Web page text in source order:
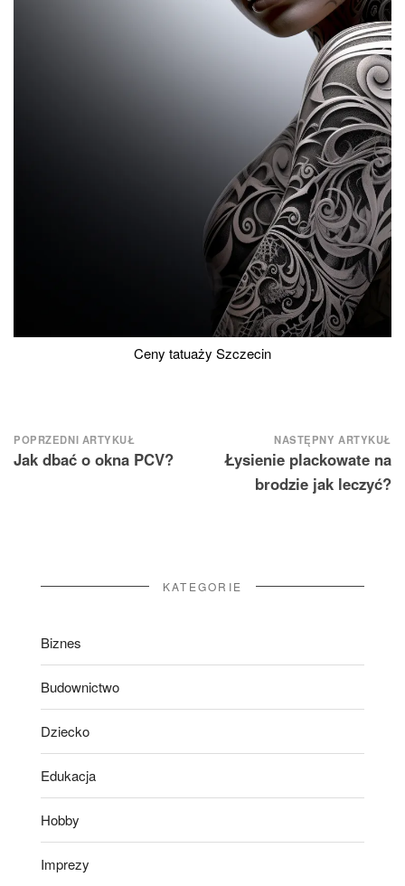
Ceny tatuaży Szczecin
Nawigacja
wpisu
POPRZEDNI ARTYKUŁ
Jak dbać o okna PCV?
NASTĘPNY ARTYKUŁ
Łysienie plackowate na
brodzie jak leczyć?
KATEGORIE
Biznes
Budownictwo
Dziecko
Edukacja
Hobby
Imprezy